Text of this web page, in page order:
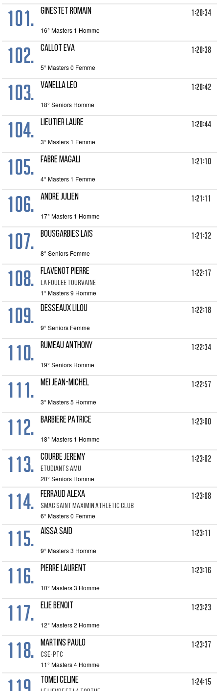
101. GINESTET ROMAIN 1:20:34
16° Masters 1 Homme
102. CALLOT EVA 1:20:38
5° Masters 0 Femme
103. VANELLA LEO 1:20:42
18° Seniors Homme
104. LIEUTIER LAURE 1:20:44
3° Masters 1 Femme
105. FABRE MAGALI 1:21:10
4° Masters 1 Femme
106. ANDRE JULIEN 1:21:11
17° Masters 1 Homme
107. BOUSGARBIES LAIS 1:21:32
8° Seniors Femme
108. FLAVENOT PIERRE
LA FOULEE TOURVAINE
1:22:17
1° Masters 9 Homme
109. DESSEAUX LILOU 1:22:18
9° Seniors Femme
110. RUMEAU ANTHONY 1:22:34
19° Seniors Homme
111. MEI JEAN-MICHEL 1:22:57
3° Masters 5 Homme
112. BARBIERE PATRICE 1:23:00
18° Masters 1 Homme
113. COURBE JEREMY
ETUDIANTS AMU
1:23:02
20° Seniors Homme
114. FERRAUD ALEXA
SMAC SAINT MAXIMIN ATHLETIC CLUB
1:23:08
6° Masters 0 Femme
115. AISSA SAID 1:23:11
9° Masters 3 Homme
116. PIERRE LAURENT 1:23:16
10° Masters 3 Homme
117. ELIE BENOIT 1:23:23
12° Masters 2 Homme
118. MARTINS PAULO
CSE-PTC
1:23:37
11° Masters 4 Homme
TOMEI CELINE 1:24:15